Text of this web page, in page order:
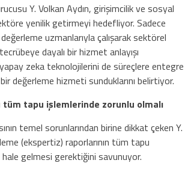
Y. Volkan Aydın, girişimcilik ve sosyal
yenilik getirmeyi hedefliyor. Sadece
uzmanlarıyla çalışarak sektörel
dayalı bir hizmet anlayışı
zeka teknolojilerini de süreçlere entegre
değerleme hizmeti sunduklarını belirtiyor.
tapu işlemlerinde zorunlu olmalı
temel sorunlarından birine dikkat çeken Y.
(ekspertiz) raporlarının tüm tapu
gelmesi gerektiğini savunuyor.